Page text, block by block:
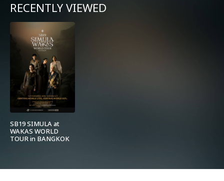
RECENTLY VIEWED
SB19 SIMULA at
WAKAS WORLD
TOUR in BANGKOK